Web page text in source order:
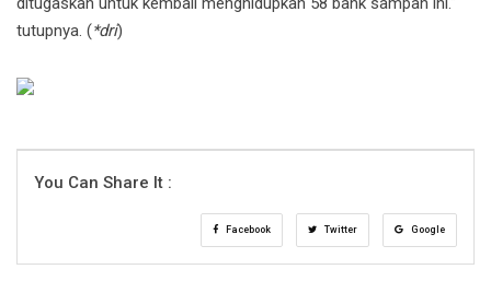
tutupnya. (*dri)
You Can Share It :
Facebook Twitter Google